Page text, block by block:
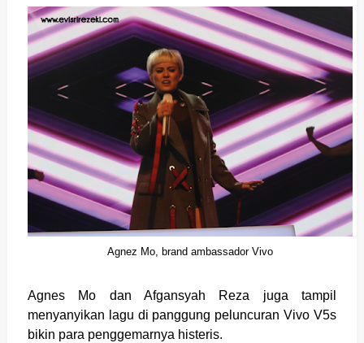
Agnez Mo, brand ambassador Vivo
Agnes Mo dan Afgansyah Reza juga tampil
menyanyikan lagu di panggung peluncuran Vivo V5s
bikin para penggemarnya histeris.